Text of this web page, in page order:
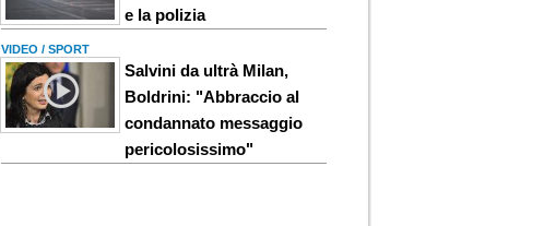
e la polizia
VIDEO / SPORT
Salvini da ultrà Milan,
Boldrini: "Abbraccio al
condannato messaggio
pericolosissimo"